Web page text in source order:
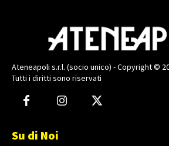
Ateneapoli s.r.l. (socio unico) - Copyright ©
Tutti i diritti sono riservati
Su di Noi